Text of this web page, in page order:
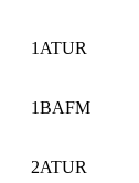
1ATUR
1BAFM
2ATUR